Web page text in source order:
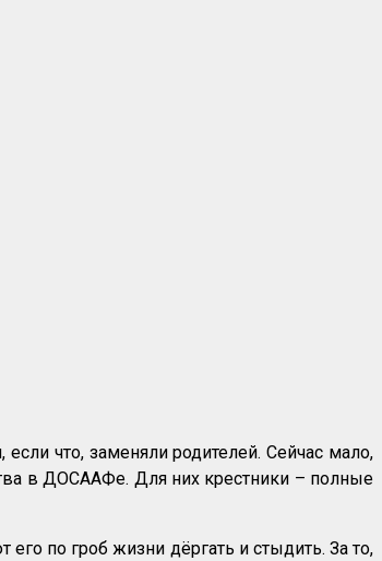
что, заменяли родителей. Сейчас мало,
в ДОСААФе. Для них крестники – полные
его по гроб жизни дёргать и стыдить. За то,